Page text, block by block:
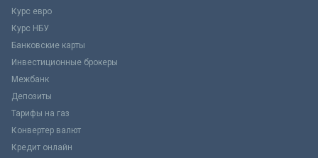
Курс евро
Курс НБУ
Банковские карты
Инвестиционные брокеры
Межбанк
Депозиты
Тарифы на газ
Конвертер валют
Кредит онлайн